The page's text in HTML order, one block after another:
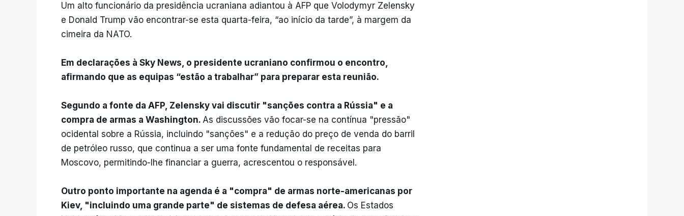
Um alto funcionário da presidência ucraniana adiantou à AFP que Volodymyr Zelensky
e Donald Trump vão encontrar-se esta quarta-feira, “ao início da tarde”, à margem da
cimeira da NATO.
Em declarações à Sky News, o presidente ucraniano confirmou o encontro,
afirmando que as equipas “estão a trabalhar” para preparar esta reunião.
Segundo a fonte da AFP, Zelensky vai discutir "sanções contra a Rússia" e a
compra de armas a Washington. As discussões vão focar-se na contínua "pressão"
ocidental sobre a Rússia, incluindo "sanções" e a redução do preço de venda do barril
de petróleo russo, que continua a ser uma fonte fundamental de receitas para
Moscovo, permitindo-lhe financiar a guerra, acrescentou o responsável.
Outro ponto importante na agenda é a "compra" de armas norte-americanas por
Kiev, "incluindo uma grande parte" de sistemas de defesa aérea. Os Estados